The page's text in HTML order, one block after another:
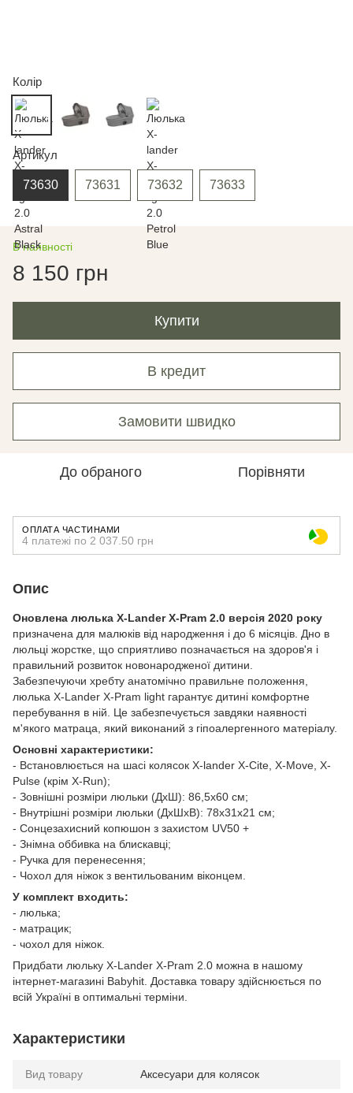
Колір
Артикул
73630 73631 73632 73633
В наявності
8 150 грн
Купити
В кредит
Замовити швидко
До обраного Порівняти
ОПЛАТА ЧАСТИНАМИ
4 платежі по 2 037.50 грн
Опис
Оновлена ​​люлька X-Lander X-Pram 2.0 версія 2020 року
призначена для малюків від народження і до 6 місяців. Дно в
люльці жорстке, що сприятливо позначається на здоров'я і
правильний розвиток новонародженої дитини.
Забезпечуючи хребту анатомічно правильне положення,
люлька X-Lander X-Pram light гарантує дитині комфортне
перебування в ній. Це забезпечується завдяки наявності
м'якого матраца, який виконаний з гіпоалергенного матеріалу.
Основні характеристики:
- Встановлюється на шасі колясок X-lander X-Cite, X-Move, X-
Pulse (крім X-Run);
- Зовнішні розміри люльки (ДхШ): 86,5х60 см;
- Внутрішні розміри люльки (ДхШхВ): 78х31х21 см;
- Сонцезахисний копюшон з захистом UV50 +
- Знімна оббивка на блискавці;
- Ручка для перенесення;
- Чохол для ніжок з вентильованим віконцем.
У комплект входить:
- люлька;
- матрацик;
- чохол для ніжок.
Придбати люльку X-Lander X-Pram 2.0 можна в нашому
інтернет-магазині Babyhit. Доставка товару здійснюється по
всій Україні в оптимальні терміни.
Характеристики
Вид товару Аксесуари для колясок